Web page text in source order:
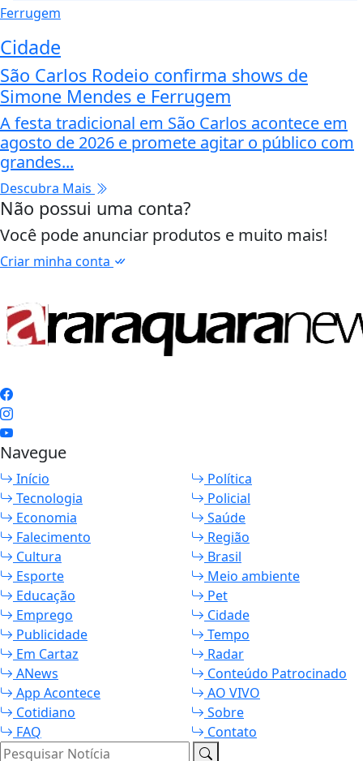
Cidade
São Carlos Rodeio confirma shows de
Simone Mendes e Ferrugem
A festa tradicional em São Carlos acontece em
agosto de 2026 e promete agitar o público com
grandes...
Descubra Mais
Não possui uma conta?
Você pode anunciar produtos e muito mais!
Criar minha conta
Navegue
Início
Política
Tecnologia
Policial
Economia
Saúde
Falecimento
Região
Cultura
Brasil
Esporte
Meio ambiente
Educação
Pet
Emprego
Cidade
Publicidade
Tempo
Em Cartaz
Radar
ANews
Conteúdo Patrocinado
App Acontece
AO VIVO
Cotidiano
Sobre
FAQ
Contato
Pesquisar Notícia